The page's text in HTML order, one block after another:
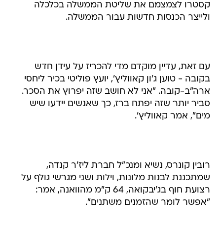
קסטרו לצמצמם את שליטת הממשלה בכלכלה
ולייצר הכנסות חדשות עבור הממשלה.
עם זאת, עדיין מוקדם מדי להכריז על עידן חדש
בקובה - טוען ג'ון קאווליץ', יועץ פוליטי בכיר ליחסי
ארה"ב-קובה. "אני לא חושב שזה יפרוץ את הסכר.
סביר יותר שזה יפתח ברז, כך שאנשים יידעו שיש
מים", אמר קאווליץ'.
רובין קונרס, נשיא ומנכ"ל חברת ליז'ר קנדה,
שמתכננת לבנות מלונות, וילות ושני מגרשי גולף על
רצועת חוף בג'יבקואה, 64 ק"מ מהוואנה, אמר:
"אפשר לומר שהזמנים משתנים".